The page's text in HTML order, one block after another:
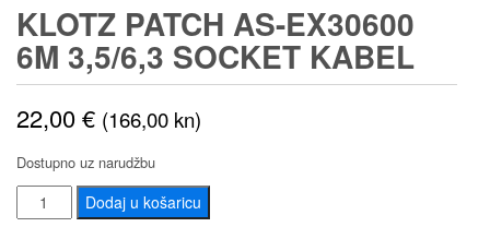
KLOTZ PATCH AS-EX30600
6M 3,5/6,3 SOCKET KABEL
22,00€ (166,00 kn)
Dostupno uz narudžbu
KLOTZ
PATCH
Dodaj u košaricu